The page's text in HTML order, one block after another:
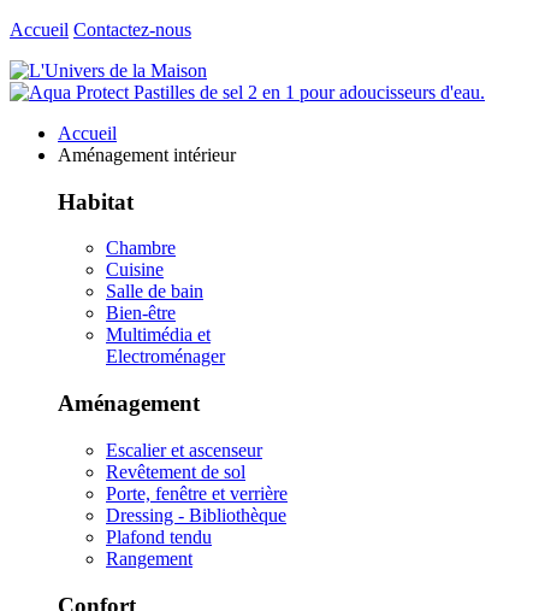
Accueil Contactez-nous
Accueil
Aménagement intérieur
Habitat
Chambre
Cuisine
Salle de bain
Bien-être
Multimédia et
Electroménager
Aménagement
Escalier et ascenseur
Revêtement de sol
Porte, fenêtre et verrière
Dressing - Bibliothèque
Plafond tendu
Rangement
Confort